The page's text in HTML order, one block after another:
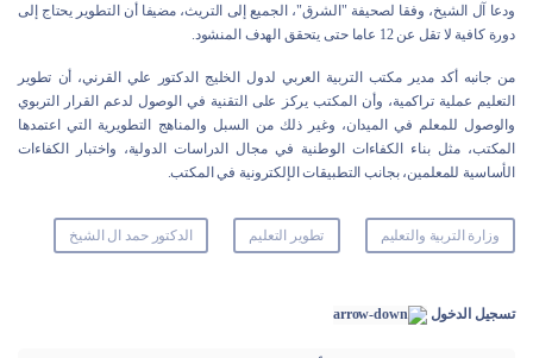
ودعا آل الشيخ، وفقا لصحيفة "الشرق"، الجميع إلى التريث، مضيفا أن التطوير يحتاج إلى
دورة كافية لا تقل عن 12 عاما حتى يتحقق الهدف المنشود.
من جانبه أكد مدير مكتب التربية العربي لدول الخليج الدكتور علي القرني، أن تطوير
التعليم عملية تراكمية، وأن المكتب يركز على التقنية في الوصول لدعم القرار التربوي
والوصول للمعلم في الميدان، وغير ذلك من السبل والمناهج التطويرية التي اعتمدها
المكتب، مثل بناء الكفاءات الوطنية في مجال الدراسات الدولية، واختبار الكفاءات
الأساسية للمعلمين، بجانب التطبيقات الإلكترونية في المكتب.
وزارة التربية والتعليم تطوير التعليم الدكتور حمد ال الشيخ
تسجيل الدخول